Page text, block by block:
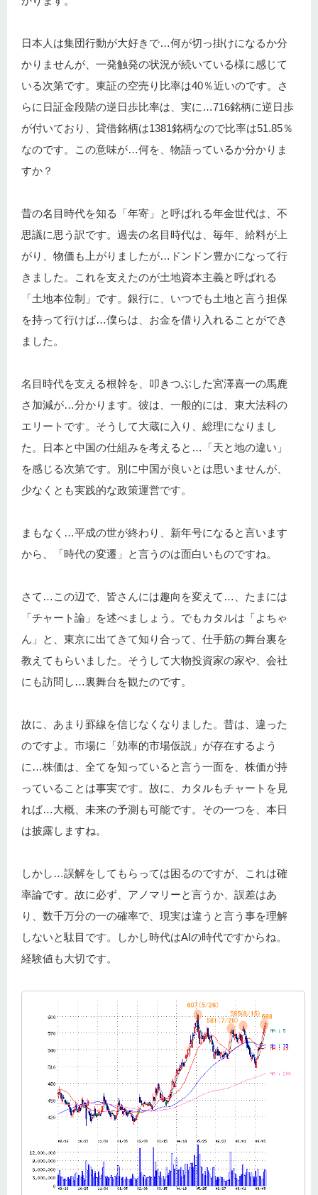
日本人は集団行動が大好きで…何が切っ掛けになるか分
かりませんが、一発触発の状況が続いている様に感じて
いる次第です。東証の空売り比率は40％近いのです。さ
らに日証金段階の逆日歩比率は、実に…716銘柄に逆日歩
が付いており、貸借銘柄は1381銘柄なので比率は51.85％
なのです。この意味が…何を、物語っているか分かりま
すか？
昔の名目時代を知る「年寄」と呼ばれる年金世代は、不
思議に思う訳です。過去の名目時代は、毎年、給料が上
がり、物価も上がりましたが…ドンドン豊かになって行
きました。これを支えたのが土地資本主義と呼ばれる
「土地本位制」です。銀行に、いつでも土地と言う担保
を持って行けば…僕らは、お金を借り入れることができ
ました。
名目時代を支える根幹を、叩きつぶした宮澤喜一の馬鹿
さ加減が…分かります。彼は、一般的には、東大法科の
エリートです。そうして大蔵に入り、総理になりまし
た。日本と中国の仕組みを考えると…「天と地の違い」
を感じる次第です。別に中国が良いとは思いませんが、
少なくとも実践的な政策運営です。
まもなく…平成の世が終わり、新年号になると言います
から、「時代の変遷」と言うのは面白いものですね。
さて…この辺で、皆さんには趣向を変えて…、たまには
「チャート論」を述べましょう。でもカタルは「よちゃ
ん」と、東京に出てきて知り合って、仕手筋の舞台裏を
教えてもらいました。そうして大物投資家の家や、会社
にも訪問し…裏舞台を観たのです。
故に、あまり罫線を信じなくなりました。昔は、違った
のですよ。市場に「効率的市場仮説」が存在するよう
に…株価は、全てを知っていると言う一面を、株価が持
っていることは事実です。故に、カタルもチャートを見
れば…大概、未来の予測も可能です。その一つを、本日
は披露しますね。
しかし…誤解をしてもらっては困るのですが、これは確
率論です。故に必ず、アノマリーと言うか、誤差はあ
り、数千万分の一の確率で、現実は違うと言う事を理解
しないと駄目です。しかし時代はAIの時代ですからね。
経験値も大切です。